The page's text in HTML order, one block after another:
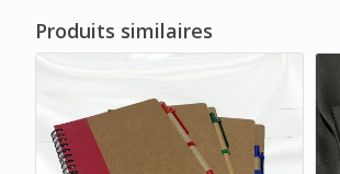
Produits similaires